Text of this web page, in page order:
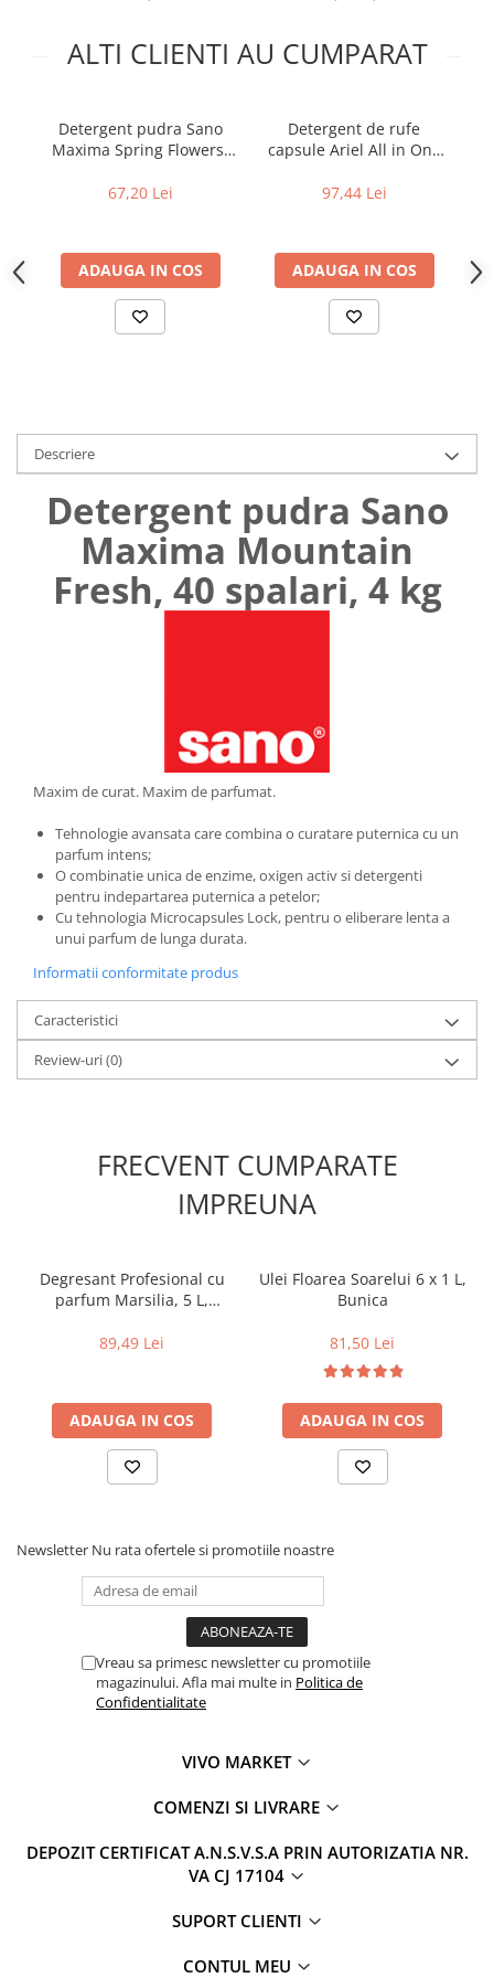
Umerase pentru haine si suporturi
Cosuri de gunoi
Carucioare pentru cumparaturi
Baterii, acumulatori si
folosintaALTI CLIENTI AU CUMPARAT
Detergent pudra Sano
Maxima Spring Flowers,
67,20 Lei
ADAUGA IN COS
Detergent de rufe
capsule Ariel All in One
65 spalari
97,44 Lei
ADAUGA IN COS
Descriere
Detergent pudra Sano
Maxima Mountain
Fresh, 40 spalari, 4 kg
Maxim de curat. Maxim de parfumat.
Tehnologie avansata care combina o curatare puternica cu un
parfum intens;
O combinatie unica de enzime, oxigen activ si detergenti
pentru indepartarea puternica a petelor;
Cu tehnologia Microcapsules Lock, pentru o eliberare lenta a
unui parfum de lunga durata.
Informatii conformitate produs
Caracteristici
Review-uri(0)
FRECVENT CUMPARATE
IMPREUNA
Degresant Profesional cu
parfum Marsilia, 5 L,
89,49 Lei
ADAUGA IN COS
Ulei Floarea Soarelui 6 x 1 L,
Bunica
81,50 Lei
ADAUGA IN COS
Newsletter Nu rata ofertele si promotiile noastre
Vreau sa primesc newsletter cu promotiile
magazinului. Afla mai multe in Politica de
Confidentialitate
VIVO MARKET
COMENZI SI LIVRARE
DEPOZIT CERTIFICAT A.N.S.V.S.A PRIN AUTORIZATIA NR.
VA CJ 17104
SUPORT CLIENTI
CONTUL MEU